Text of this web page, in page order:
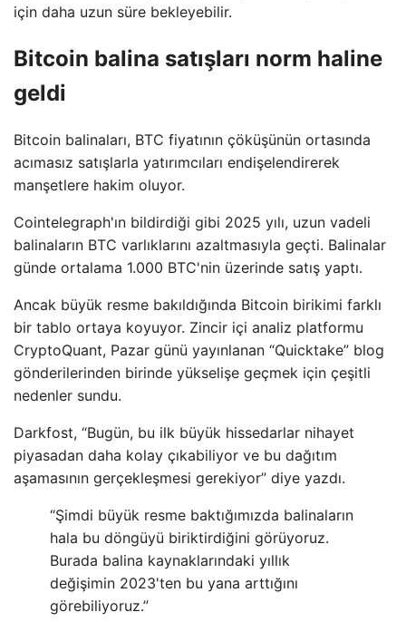
için daha uzun süre bekleyebilir.
Bitcoin balina satışları norm haline
geldi
Bitcoin balinaları, BTC fiyatının çöküşünün ortasında
acımasız satışlarla yatırımcıları endişelendirerek
manşetlere hakim oluyor.
Cointelegraph'ın bildirdiği gibi 2025 yılı, uzun vadeli
balinaların BTC varlıklarını azaltmasıyla geçti. Balinalar
günde ortalama 1.000 BTC'nin üzerinde satış yaptı.
Ancak büyük resme bakıldığında Bitcoin birikimi farklı
bir tablo ortaya koyuyor. Zincir içi analiz platformu
CryptoQuant, Pazar günü yayınlanan “Quicktake” blog
gönderilerinden birinde yükselişe geçmek için çeşitli
nedenler sundu.
Darkfost, “Bugün, bu ilk büyük hissedarlar nihayet
piyasadan daha kolay çıkabiliyor ve bu dağıtım
aşamasının gerçekleşmesi gerekiyor” diye yazdı.
“Şimdi büyük resme baktığımızda balinaların
hala bu döngüyü biriktirdiğini görüyoruz.
Burada balina kaynaklarındaki yıllık
değişimin 2023'ten bu yana arttığını
görebiliyoruz.”